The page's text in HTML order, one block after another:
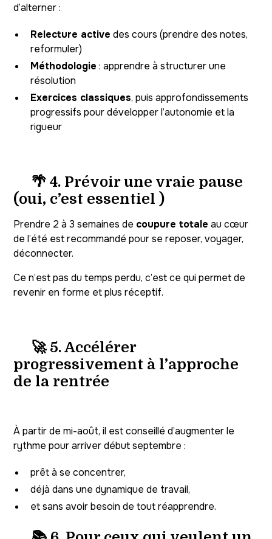
d’alterner :
Relecture active des cours (prendre des notes,
reformuler)
Méthodologie : apprendre à structurer une
résolution
Exercices classiques, puis approfondissements
progressifs pour développer l’autonomie et la
rigueur
🌴 4. Prévoir une vraie pause
(oui, c’est essentiel )
Prendre 2 à 3 semaines de coupure totale au cœur
de l’été est recommandé pour se reposer, voyager,
déconnecter.
Ce n’est pas du temps perdu, c’est ce qui permet de
revenir en forme et plus réceptif.
🚀 5. Accélérer
progressivement à l’approche
de la rentrée
À partir de mi-août, il est conseillé d’augmenter le
rythme pour arriver début septembre :
prêt à se concentrer,
déjà dans une dynamique de travail,
et sans avoir besoin de tout réapprendre.